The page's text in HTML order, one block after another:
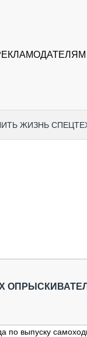
ЖИЗНЬ
по выпуску